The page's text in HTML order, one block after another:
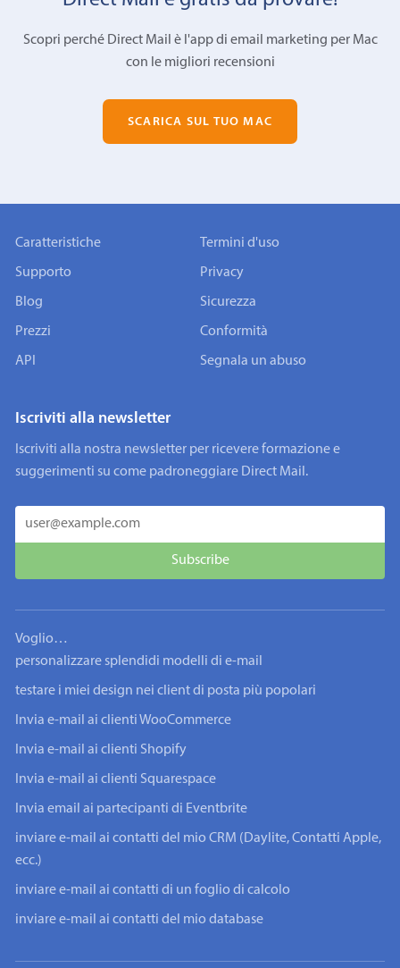
Scopri perché Direct Mail è l'app di email marketing per Mac
con le migliori recensioni
SCARICA SUL TUO MAC
Caratteristiche
Supporto
Blog
Prezzi
API
Termini d'uso
Privacy
Sicurezza
Conformità
Segnala un abuso
Iscriviti alla newsletter
Iscriviti alla nostra newsletter per ricevere formazione e
suggerimenti su come padroneggiare Direct Mail.
Voglio…
personalizzare splendidi modelli di e-mail
testare i miei design nei client di posta più popolari
Invia e-mail ai clienti WooCommerce
Invia e-mail ai clienti Shopify
Invia e-mail ai clienti Squarespace
Invia email ai partecipanti di Eventbrite
inviare e-mail ai contatti del mio CRM (Daylite, Contatti Apple,
ecc.)
inviare e-mail ai contatti di un foglio di calcolo
inviare e-mail ai contatti del mio database